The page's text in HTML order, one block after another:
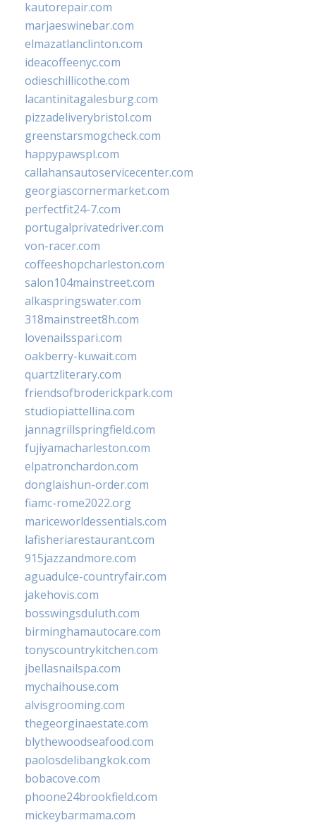
kautorepair.com
marjaeswinebar.com
elmazatlanclinton.com
ideacoffeenyc.com
odieschillicothe.com
lacantinitagalesburg.com
pizzadeliverybristol.com
greenstarsmogcheck.com
happypawspl.com
callahansautoservicecenter.com
georgiascornermarket.com
perfectfit24-7.com
portugalprivatedriver.com
von-racer.com
coffeeshopcharleston.com
salon104mainstreet.com
alkaspringswater.com
318mainstreet8h.com
lovenailsspari.com
oakberry-kuwait.com
quartzliterary.com
friendsofbroderickpark.com
studiopiattellina.com
jannagrillspringfield.com
fujiyamacharleston.com
elpatronchardon.com
donglaishun-order.com
fiamc-rome2022.org
mariceworldessentials.com
lafisheriarestaurant.com
915jazzandmore.com
aguadulce-countryfair.com
jakehovis.com
bosswingsduluth.com
birminghamautocare.com
tonyscountrykitchen.com
jbellasnailspa.com
mychaihouse.com
alvisgrooming.com
thegeorginaestate.com
blythewoodseafood.com
paolosdelibangkok.com
bobacove.com
phoone24brookfield.com
mickeybarmama.com